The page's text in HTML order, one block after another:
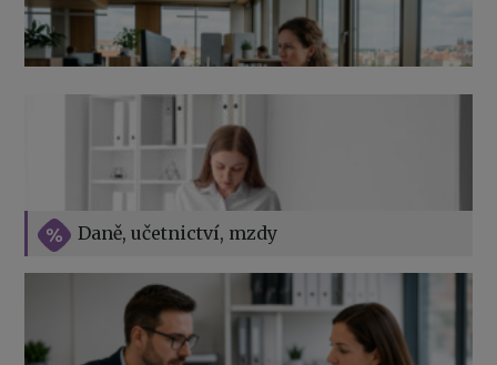
Daně, učetnictví, mzdy
Vše o překážkách v práci na straně zaměstnavatele
Přehledy pro OSSZ a zdravotní pojišťovny – jak na ně
v roce 2026